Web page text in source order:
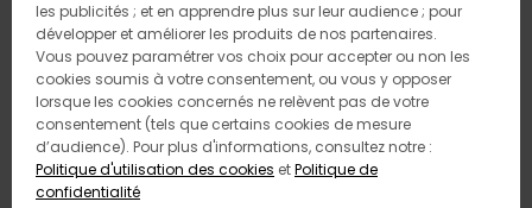
les publicités ; et en apprendre plus sur leur audience ; pour
développer et améliorer les produits de nos partenaires.
Vous pouvez paramétrer vos choix pour accepter ou non les
cookies soumis à votre consentement, ou vous y opposer
lorsque les cookies concernés ne relèvent pas de votre
consentement (tels que certains cookies de mesure
d’audience). Pour plus d'informations, consultez notre :
Politique d'utilisation des cookies etPolitique de
confidentialité